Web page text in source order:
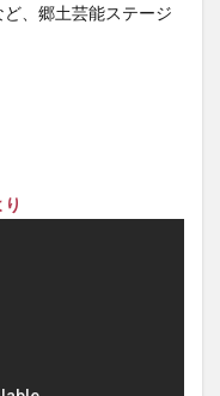
、郷土芸能ステージ